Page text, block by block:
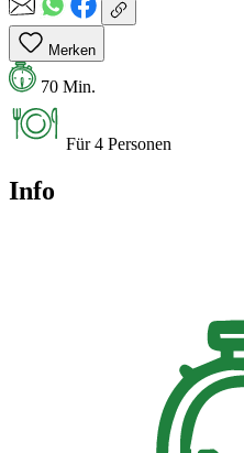
Merken
70 Min.
Für 4 Personen
Info